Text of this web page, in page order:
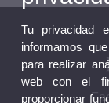
Tu privacidad
informamos
para realizar
web con el
proporcionar